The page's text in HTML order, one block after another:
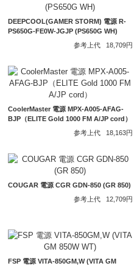
DEEPCOOL(GAMER STORM) 電源 R-
PS650G-FE0W-JGJP (PS650G WH)
参考上代
18,709円
CoolerMaster 電源 MPX-A005-AFAG-
BJP（ELITE Gold 1000 FM A/JP cord）
参考上代
18,163円
COUGAR 電源 CGR GDN-850 (GR 850)
参考上代
12,709円
FSP 電源 VITA-850GM,W (VITA GM